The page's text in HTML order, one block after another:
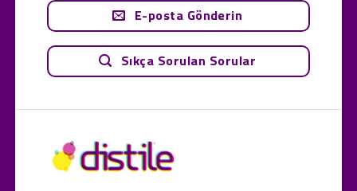
E-posta Gönderin
Sıkça Sorulan Sorular